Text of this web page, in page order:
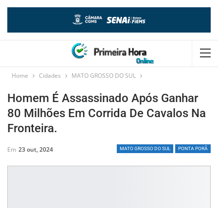
Home Cidades MATO GROSSO DO SUL
Homem É Assassinado Após Ganhar
80 Milhões Em Corrida De Cavalos Na
Fronteira.
MATO GROSSO DO SUL PONTA PORÃ
Em 23 out, 2024